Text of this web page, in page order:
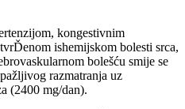
kongestivnim
ishemijskom bolesti srca,
bolešću smije se
razmatranja uz
(2400 mg/dan).